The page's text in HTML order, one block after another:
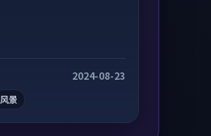
2024-08-23
风景